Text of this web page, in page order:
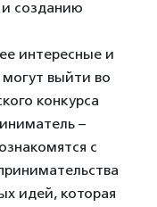
созданию
интересные и
выйти во
конкурса
–
с
идей, которая